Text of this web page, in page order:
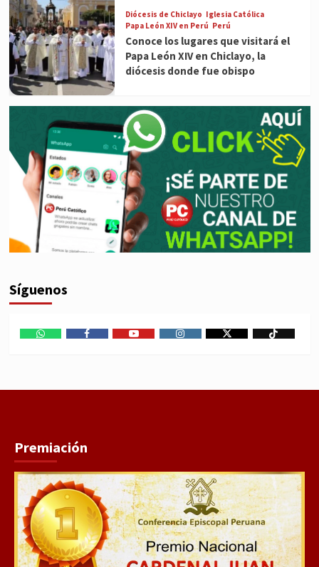
Diócesis de Chiclayo Iglesia Católica
Papa León XIV en Perú Perú
Conoce los lugares que visitará el
Papa León XIV en Chiclayo, la
diócesis donde fue obispo
Síguenos
Premiación